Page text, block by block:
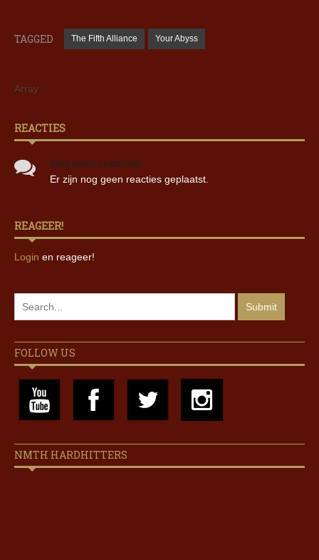
TAGGED The Fifth Alliance Your Abyss
Array
REACTIES
Nog geen reacties!
Er zijn nog geen reacties geplaatst.
REAGEER!
Login en reageer!
FOLLOW US
NMTH HARDHITTERS